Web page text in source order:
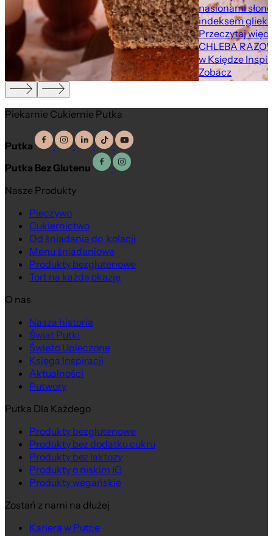
nasionami
indeksem
Przeczytaj
CHLEBA
w Księdze
Zobacz
Piekarnie Cukiernie Putka
Putka
Putka Bez Glutenu
Nasze Produkty
Pieczywo
Cukiernictwo
Od śniadania do kolacji
Menu śniadaniowe
Produkty bezglutenowe
Tort na każdą okazję
O nas
Nasza historia
Świat Putki
Świeżo Upieczone
Księga Inspiracji
Aktualności
Putwory
Putka Dla Każdego
Produkty bezglutenowe
Produkty bez dodatku cukru
Produkty bez laktozy
Produkty o niskim IG
Produkty wegańskie
Zostań z nami na dłużej
Kariera w Putce